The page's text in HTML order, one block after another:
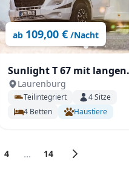
ab 109,00 € /Nacht
Sunlight T 67 mit langen
Längstbetten und voll
Laurenburg
Teilintegriert 4Sitze
4 Betten Haustiere
4 ... 14